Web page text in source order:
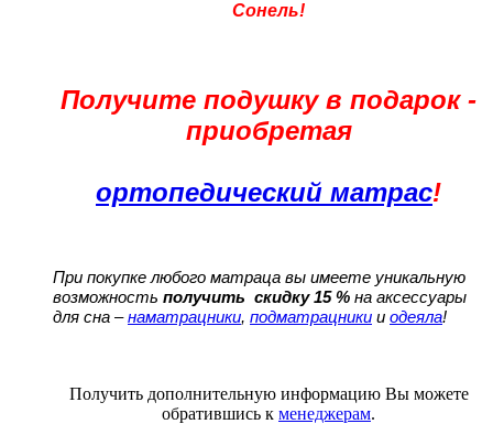
Сонель!
Получите подушку в подарок -
приобретая
ортопедический матрас!
При покупке любого матраца вы имеете уникальную
возможность получить скидку 15 % на аксессуары
для сна –наматрацники, подматрацники и одеяла!
Получить дополнительную информацию Вы можете
обратившись к менеджерам.